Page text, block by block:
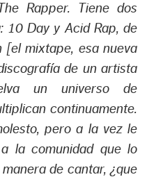
Rapper. Tiene dos
10 Day y Acid Rap, de
[el mixtape, esa nueva
de un artista
un universo de
continuamente.
pero a la vez le
la comunidad que lo
de cantar, ¿que